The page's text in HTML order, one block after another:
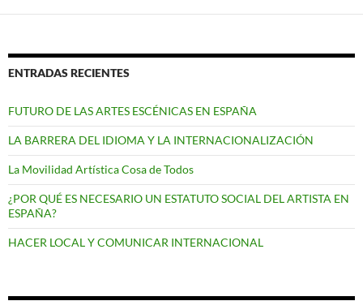
ENTRADAS RECIENTES
FUTURO DE LAS ARTES ESCÉNICAS EN ESPAÑA
LA BARRERA DEL IDIOMA Y LA INTERNACIONALIZACIÓN
La Movilidad Artística Cosa de Todos
¿POR QUÉ ES NECESARIO UN ESTATUTO SOCIAL DEL ARTISTA EN
ESPAÑA?
HACER LOCAL Y COMUNICAR INTERNACIONAL